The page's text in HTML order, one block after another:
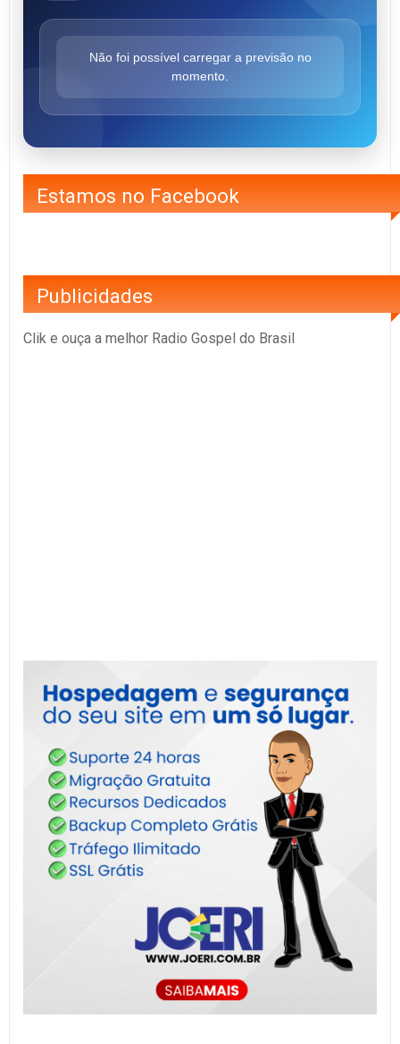
Não foi possível carregar a previsão no
momento.
Estamos no Facebook
Publicidades
Clik e ouça a melhor Radio Gospel do Brasil